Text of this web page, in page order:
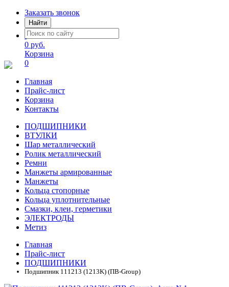
Заказать звонок
Найти
0 руб.
Корзина
0
Главная
Прайс-лист
Корзина
Контакты
ПОДШИПНИКИ
ВТУЛКИ
Шар металлический
Ролик металлический
Ремни
Манжеты армированные
Манжеты
Кольца стопорные
Кольца уплотнительные
Смазки, клеи, герметики
ЭЛЕКТРОДЫ
Метиз
Главная
Прайс-лист
ПОДШИПНИКИ
Подшипник 111213 (1213K) (ПВ-Group)